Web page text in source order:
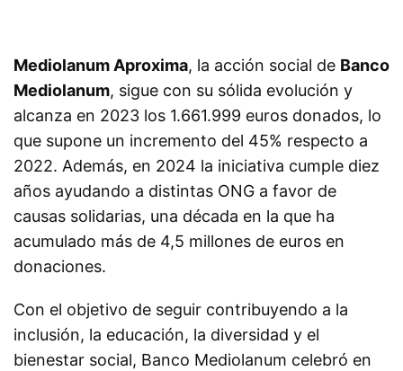
Mediolanum Aproxima, la acción social de Banco
Mediolanum, sigue con su sólida evolución y
alcanza en 2023 los 1.661.999 euros donados, lo
que supone un incremento del 45% respecto a
2022. Además, en 2024 la iniciativa cumple diez
años ayudando a distintas ONG a favor de
causas solidarias, una década en la que ha
acumulado más de 4,5 millones de euros en
donaciones.
Con el objetivo de seguir contribuyendo a la
inclusión, la educación, la diversidad y el
bienestar social, Banco Mediolanum celebró en